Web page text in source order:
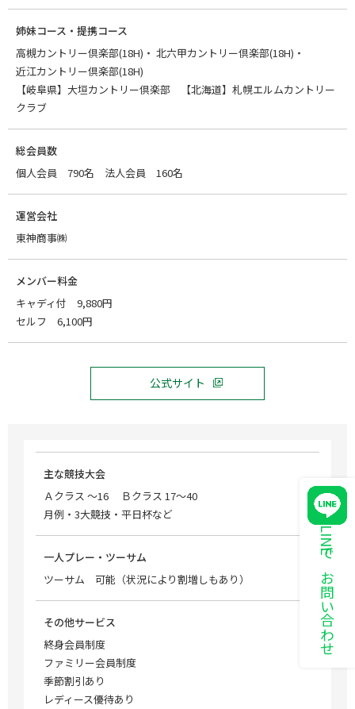
LINEでお問い合わせ
姉妹コース・提携コース
高槻カントリー倶楽部(18H)
北六甲カントリー倶楽部(18H)
近江カントリー倶楽部(18H)
【岐阜県】大垣カントリー倶楽部 【北海道】札幌エルムカントリー
クラブ
総会員数
個人会員 790名 法人会員 160名
運営会社
東神商事㈱
メンバー料金
キャディ付 9,880円
セルフ 6,100円
公式サイト
主な競技大会
Ａクラス ～16 Ｂクラス 17～40
月例・3大競技・平日杯など
一人プレー・ツーサム
ツーサム 可能（状況により割増しもあり）
その他サービス
終身会員制度
ファミリー会員制度
季節割引あり
レディース優待あり